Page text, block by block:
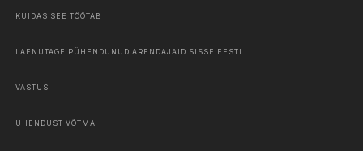
KUIDAS SEE TÖÖTAB
LAENUTAGE PÜHENDUNUD ARENDAJAID SISSE EESTI
VASTUS
ÜHENDUST VÕTMA